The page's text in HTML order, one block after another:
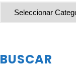
BUSCAR